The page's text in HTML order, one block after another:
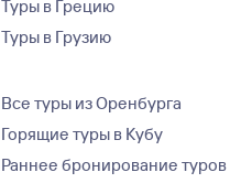
Туры в Грецию
Туры в Грузию
Все туры из Оренбурга
Горящие туры в Кубу
Раннее бронирование туров